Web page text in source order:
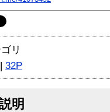
リ
| 32P
明